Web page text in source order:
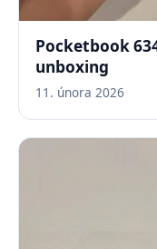
Pocketbook
unboxing
11. února 2026